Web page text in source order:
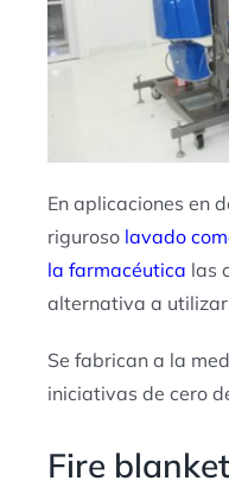
En aplicaciones en
riguroso lavado
la farmacéutica las
alternativa a
Se fabrican a la
iniciativas de cero
Fire